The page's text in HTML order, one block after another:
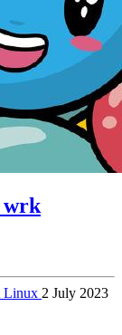
wrk
Linux 2 July 2023